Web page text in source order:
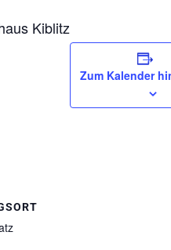
Kiblitz
Zum Kalender